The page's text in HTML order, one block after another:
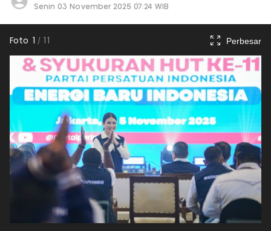
Senin 03 November 2025 07:24 WIB
Foto 1 / 11 Perbesar